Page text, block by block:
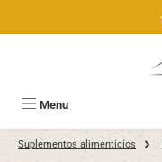
Menu
Suplementos alimenticios